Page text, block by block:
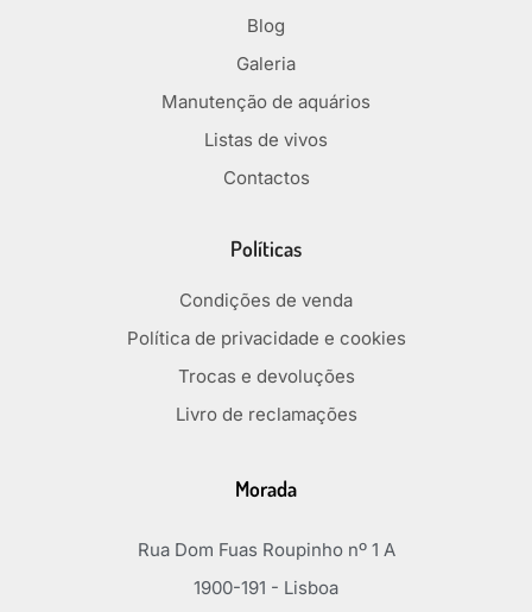
Blog
Galeria
Manutenção de aquários
Listas de vivos
Contactos
Políticas
Condições de venda
Política de privacidade e cookies
Trocas e devoluções
Livro de reclamações
Morada
Rua Dom Fuas Roupinho nº 1 A
1900-191 - Lisboa